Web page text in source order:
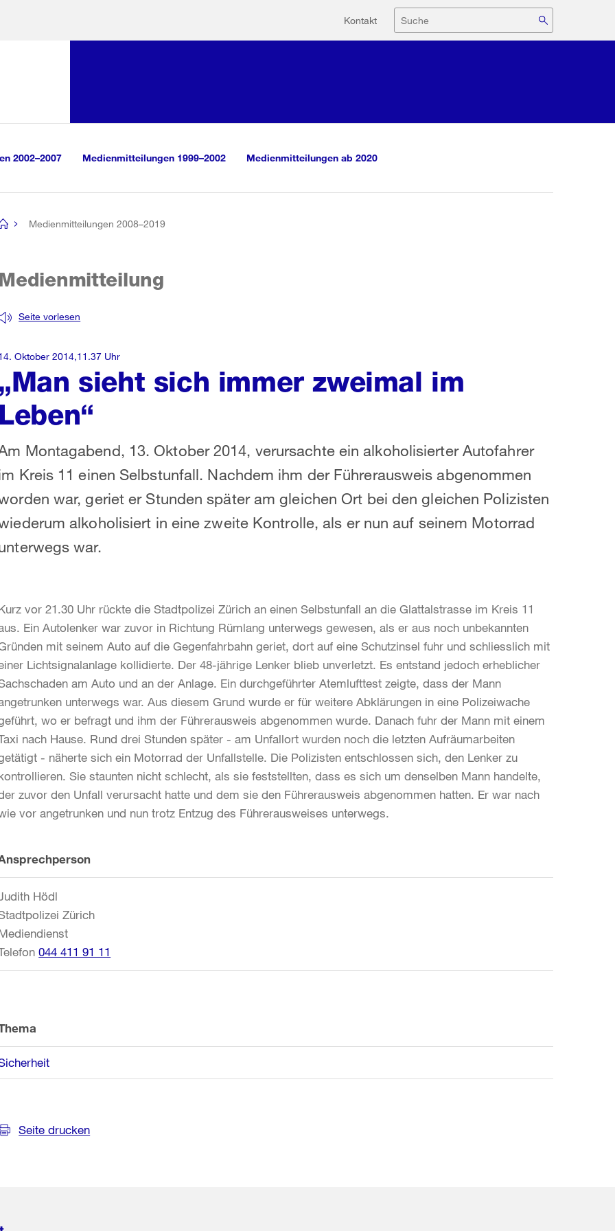
Hilfsnavigation
Kontakt Suche
2002–2007 Medienmitteilungen 1999–2002 Medienmitteilungen ab 2020
Medienmitteilungen 2008–2019
„Man sieht sich immer zweimal im
Leben“
Seite vorlesen
Montagabend, 13. Oktober 2014, verursachte ein alkoholisierter Autofahrer
Kreis 11 einen Selbstunfall. Nachdem ihm der Führerausweis abgenommen
war, geriet er Stunden später am gleichen Ort bei den gleichen Polizisten
alkoholisiert in eine zweite Kontrolle, als er nun auf seinem Motorrad
war.
Oktober 2014,11.37 Uhr
vor 21.30 Uhr rückte die Stadtpolizei Zürich an einen Selbstunfall an die Glattalstrasse im Kreis 11
Ein Autolenker war zuvor in Richtung Rümlang unterwegs gewesen, als er aus noch unbekannten
mit seinem Auto auf die Gegenfahrbahn geriet, dort auf eine Schutzinsel fuhr und schliesslich mit
Lichtsignalanlage kollidierte. Der 48-jährige Lenker blieb unverletzt. Es entstand jedoch erheblicher
am Auto und an der Anlage. Ein durchgeführter Atemlufttest zeigte, dass der Mann
unterwegs war. Aus diesem Grund wurde er für weitere Abklärungen in eine Polizeiwache
wo er befragt und ihm der Führerausweis abgenommen wurde. Danach fuhr der Mann mit einem
nach Hause. Rund drei Stunden später - am Unfallort wurden noch die letzten Aufräumarbeiten
- näherte sich ein Motorrad der Unfallstelle. Die Polizisten entschlossen sich, den Lenker zu
Sie staunten nicht schlecht, als sie feststellten, dass es sich um denselben Mann handelte,
zuvor den Unfall verursacht hatte und dem sie den Führerausweis abgenommen hatten. Er war nach
vor angetrunken und nun trotz Entzug des Führerausweises unterwegs.
Hödl
Zürich
044 411 91 11
Seite drucken